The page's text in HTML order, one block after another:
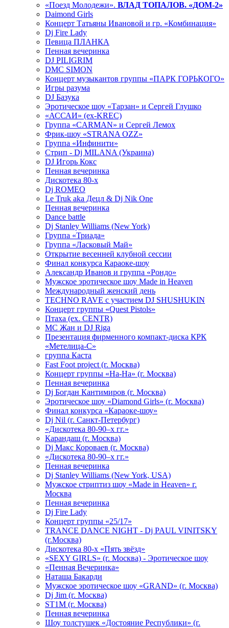
«Поезд Молодежи». ВЛАД ТОПАЛОВ. «ДОМ-2»
Daimond Girls
Концерт Татьяны Ивановой и гр. «Комбинация»
Dj Fire Lady
Певица ПЛАНКА
Пенная вечеринка
DJ PILIGRIM
DMC SIMON
Концерт музыкантов группы «ПАРК ГОРЬКОГО»
Игры разума
DJ Базука
Эротическое шоу «Тарзан» и Сергей Глушко
«АССАИ» (ex-KREC)
Группа «CARMAN» и Сергей Лемох
Фрик-шоу «STRANA OZZ»
Группа «Инфинити»
Стрип - Dj MILANA (Украина)
DJ Игорь Кокс
Пенная вечеринка
Дискотека 80-х
Dj ROMEO
Le Truk aka Децл & Dj Nik One
Пенная вечеринка
Dance battle
Dj Stanley Williams (New York)
Группа «Триада»
Группа «Ласковый Май»
Открытие весенней клубной сессии
Финал конкурса Караоке-шоу
Александр Иванов и группа «Рондо»
Мужское эротическое шоу Made in Heaven
Международный женский день
TECHNO RAVE с участием DJ SHUSHUKIN
Концерт группы «Quest Pistols»
Птаха (ex. CENTR)
МС Жан и DJ Riga
Презентация фирменного компакт-диска КРК
«Метелица-С»
группа Каста
Fast Foot project (г. Москва)
Концерт группы «На-На» (г. Москва)
Пенная вечеринка
Dj Богдан Кантимиров (г. Москва)
Эротическое шоу «Diamond Girls» (г. Москва)
Финал конкурса «Караоке-шоу»
Dj Nil (г. Санкт-Петербург)
«Дискотека 80-90–х гг.»
Карандаш (г. Москва)
Dj Макс Короваев (г. Москва)
«Дискотека 80-90–х гг.»
Пенная вечеринка
Dj Stanley Williams (New York, USA)
Мужское стриптиз шоу «Made in Heaven» г.
Москва
Пенная вечеринка
Dj Fire Lady
Концерт группы «25/17»
TRANCE DANCE NIGHT - Dj PAUL VINITSKY
(г.Москва)
Дискотека 80-х «Пять звёзд»
«SEXY GIRLS» (г. Москва) - Эротическое шоу
«Пенная Вечеринка»
Hаташа Бакарди
Мужское эротическое шоу «GRAND» (г. Москва)
Dj Jim (г. Москва)
ST1M (г. Москва)
Пенная вечеринка
Шоу толстушек «Достояние Республики» (г.